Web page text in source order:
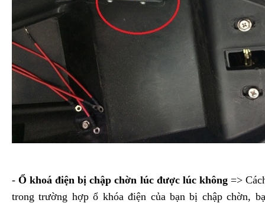
-Ổ khoá điện bị chập chờn lúc được lúc không=>
trong trường hợp ổ khóa điện của bạn bị chập chờn,